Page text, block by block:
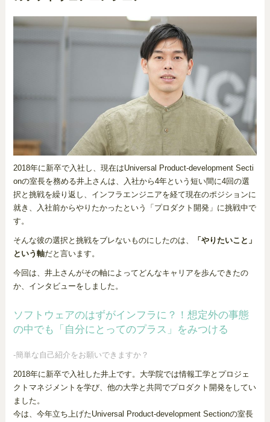
2018年に新卒で入社し、現在はUniversal Product-development Secti
onの室長を務める井上さんは、入社から4年という短い間に4回の選
択と挑戦を繰り返し、インフラエンジニアを経て現在のポジションに
就き、入社前からやりたかったという「プロダクト開発」に挑戦中で
す。
そんな彼の選択と挑戦をブレないものにしたのは、
「やりたいこと」
という軸だと言います。
今回は、井上さんがその軸によってどんなキャリアを歩んできたの
か、インタビューをしました。
ソフトウェアのはずがインフラに？！想定外の事態
の中でも「自分にとってのプラス」をみつける
-簡単な自己紹介をお願いできますか？
2018年に新卒で入社した井上です。大学院では情報工学とプロジェ
クトマネジメントを学び、他の大学と共同でプロダクト開発をしてい
ました。
今は、今年立ち上げたUniversal Product-development Sectionの室長